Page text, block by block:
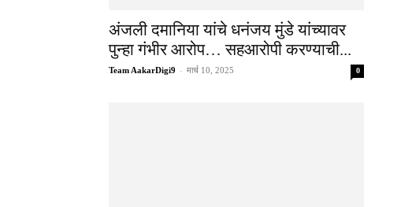
अंजली दमानिया यांचे धनंजय मुंडे यांच्यावर
पुन्हा गंभीर आरोप… सहआरोपी करण्याची...
Team AakarDigi9 - मार्च 10, 2025 0